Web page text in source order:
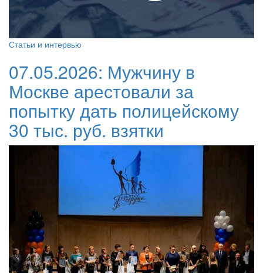
Статьи и интервью
07.05.2026: Мужчину в
Москве арестовали за
попытку дать полицейскому
30 тыс. руб. взятки